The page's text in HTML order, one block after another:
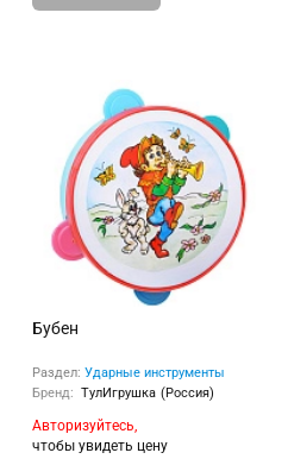
Бубен
Раздел: Ударные инструменты
Бренд: ТулИгрушка (Россия)
Авторизуйтесь,
чтобы увидеть цену